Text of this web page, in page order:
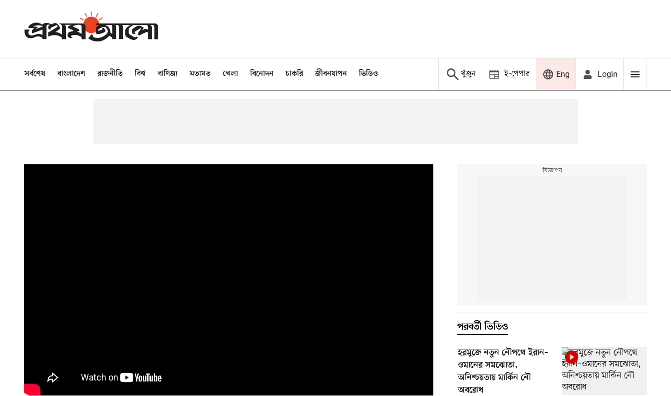
সর্বশেষ বাংলাদেশ রাজনীতি বিশ্ব বাণিজ্য মতামত খেলা বিনোদন চাকরি জীবনযাপন ভিডিও খুঁজুন ই-পেপার Eng Login
পরবর্তী ভিডিও
হরমুজে নতুন নৌপথে ইরান–
ওমানের সমঝোতা,
অনিশ্চয়তায় মার্কিন নৌ
অবরোধ